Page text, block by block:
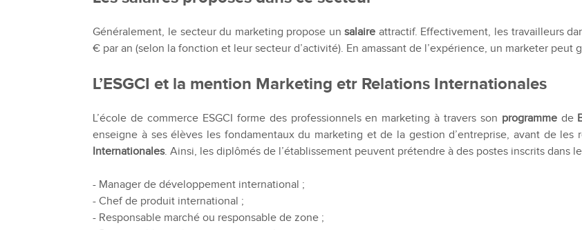
Généralement, le secteur du marketing propose unsalaire attractif. Effectivement, les travailleurs
€ par an (selon la fonction et leur secteur d’activité). En amassant de l’expérience, un marketer peut
L’ESGCI et la mention Marketing etr Relations Internationales
L’école de commerce ESGCI forme des professionnels en marketing à travers son programme de
enseigne à ses élèves les fondamentaux du marketing et de la gestion d’entreprise, avant de les
Internationales. Ainsi, les diplômés de l’établissement peuvent prétendre à des postes inscrits dans
- Manager de développement international ;
- Chef de produit international ;
- Responsable marché ou responsable de zone ;
Commercial et Marketing
Bachelor Tourisme
Centre de Profit